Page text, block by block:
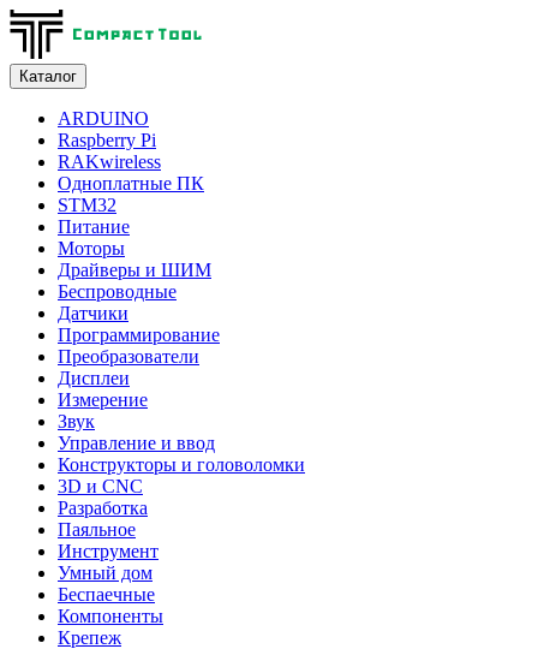
Каталог
ARDUINO
Raspberry Pi
RAKwireless
Одноплатные ПК
STM32
Питание
Моторы
Драйверы и ШИМ
Беспроводные
Датчики
Программирование
Преобразователи
Дисплеи
Измерение
Звук
Управление и ввод
Конструкторы и головоломки
3D и CNC
Разработка
Паяльное
Инструмент
Умный дом
Беспаечные
Компоненты
Крепеж